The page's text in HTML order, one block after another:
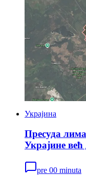
Украјина
Пресуда
Украјине
pre 00 minuta